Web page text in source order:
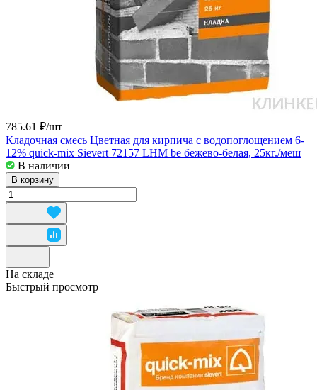
785.61 ₽/шт
Кладочная смесь Цветная для кирпича с водопоглощением 6-
12% quick-mix Sievert 72157 LHM be бежево-белая, 25кг./меш
В наличии
В корзину
На складе
Быстрый просмотр